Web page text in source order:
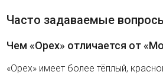
Часто задаваемые
Чем «Орех» отличается от
«Орех» имеет более тёплый,